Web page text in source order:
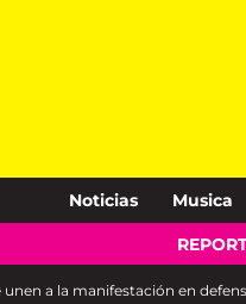
Noticias Musica
unen a la manifestación en